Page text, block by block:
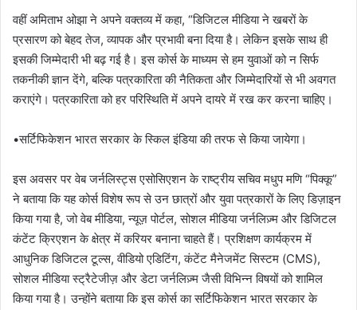
वहीं अमिताभ ओझा ने अपने वक्तव्य में कहा, “डिजिटल मीडिया ने खबरों के
प्रसारण को बेहद तेज, व्यापक और प्रभावी बना दिया है। लेकिन इसके साथ ही
इसकी जिम्मेदारी भी बढ़ गई है। इस कोर्स के माध्यम से हम युवाओं को न सिर्फ
तकनीकी ज्ञान देंगे, बल्कि पत्रकारिता की नैतिकता और जिम्मेदारियों से भी अवगत
कराएंगे। पत्रकारिता को हर परिस्थिति में अपने दायरे में रख कर करना चाहिए।
•सर्टिफिकेशन भारत सरकार के स्किल इंडिया की तरफ से किया जायेगा।
इस अवसर पर वेब जर्नलिस्ट्स एसोसिएशन के राष्ट्रीय सचिव मधुप मणि “पिक्कू”
ने बताया कि यह कोर्स विशेष रूप से उन छात्रों और युवा पत्रकारों के लिए डिज़ाइन
किया गया है, जो वेब मीडिया, न्यूज़ पोर्टल, सोशल मीडिया जर्नलिज़्म और डिजिटल
कंटेंट क्रिएशन के क्षेत्र में करियर बनाना चाहते हैं। प्रशिक्षण कार्यक्रम में
आधुनिक डिजिटल टूल्स, वीडियो एडिटिंग, कंटेंट मैनेजमेंट सिस्टम (CMS),
सोशल मीडिया स्ट्रैटेजीज़ और डेटा जर्नलिज़्म जैसी विभिन्न विषयों को शामिल
किया गया है। उन्होंने बताया कि इस कोर्स का सर्टिफिकेशन भारत सरकार के